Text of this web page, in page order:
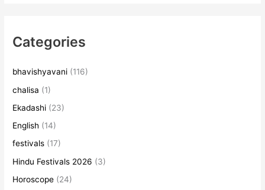
Categories
bhavishyavani (116)
chalisa (1)
Ekadashi (23)
English (14)
festivals (17)
Hindu Festivals 2026 (3)
Horoscope (24)